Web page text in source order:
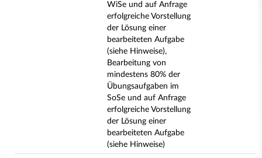
WiSe und auf Anfrage
erfolgreiche Vorstellung
der Lösung einer
bearbeiteten Aufgabe
(siehe Hinweise),
Bearbeitung von
mindestens 80% der
Übungsaufgaben im
SoSe und auf Anfrage
erfolgreiche Vorstellung
der Lösung einer
bearbeiteten Aufgabe
(siehe Hinweise)